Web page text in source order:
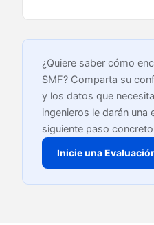
¿Quiere saber cómo
SMF? Comparta su
y los datos que
ingenieros le darán una
siguiente paso
Inicie una